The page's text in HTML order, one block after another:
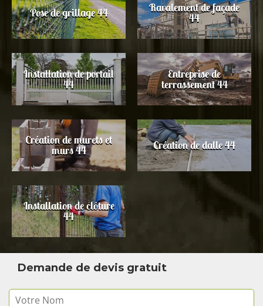
Pose de grillage 44 Ravalement de façade
44
Installation de portail
44
Entreprise de
terrassement 44
Création de murets et
murs 44 Création de dalle 44
Installation de clôture
44
Demande de devis gratuit